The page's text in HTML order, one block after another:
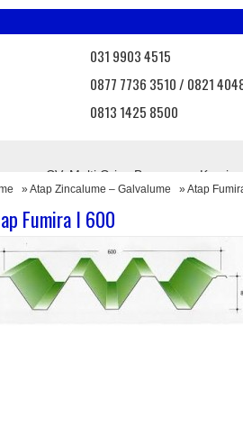
031 9903 4515
0877 7736 3510 / 0821
0813 1425 8500
CV. Multi Griya Bangunan. Kami
onduvilla, atap asbes, atap bebas
terbaru dari kami
»Atap Zincalume – Galvalume » Atap
Fumira I 600